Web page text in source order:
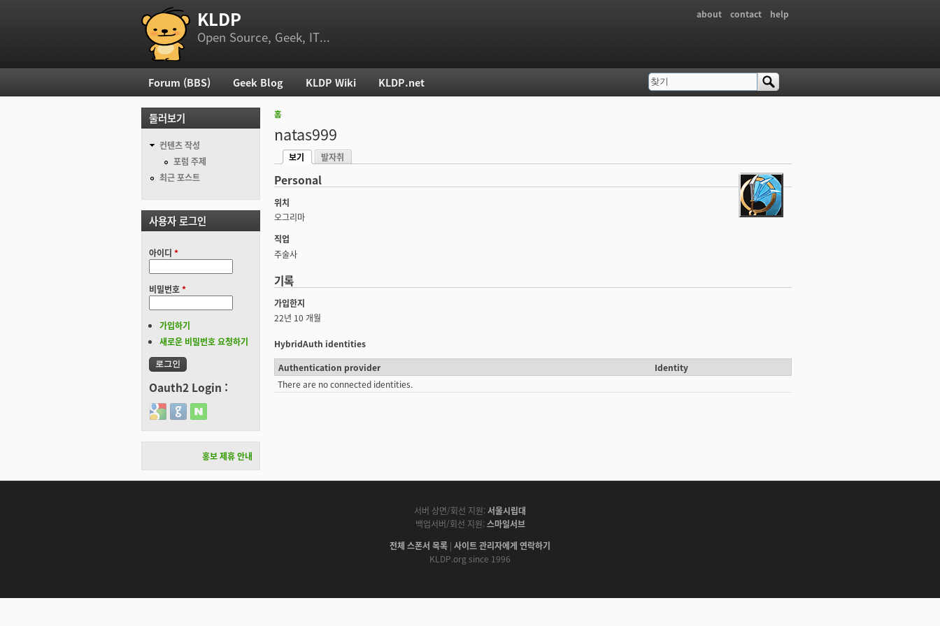
부 메뉴
about contact help
KLDP
Open Source, Geek, IT...
현재 위치
홈
natas999
기본탭
보기
발자취
Personal
위치
오그리마
직업
주술사
기록
가입한지
22년 10 개월
HybridAuth identities
Authentication provider
Identity
There are no connected identities.
주 메뉴
Forum (BBS) Geek Blog KLDP Wiki KLDP.net 검색 폼
찾기
둘러보기
컨텐츠 작성
포럼 주제
최근 포스트
사용자 로그인
아이디 *
비밀번호*
가입하기
새로운 비밀번호 요청하기
Oauth2 Login :
Login with Google
Login with GitHub
Login with Naver
홍보 제휴 안내
서버 상면/회선 지원: 서울시립대
백업서버/회선 지원: 스마일서브
전체 스폰서 목록 | 사이트 관리자에게 연락하기
KLDP.org since 1996